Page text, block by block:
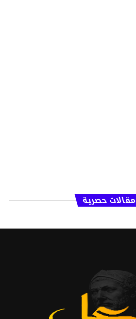
مقالات حصرية